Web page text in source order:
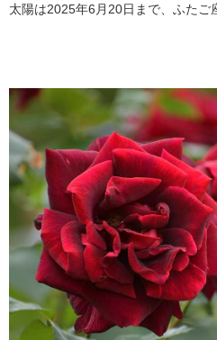
太陽は2025年6月20日まで、ふたご